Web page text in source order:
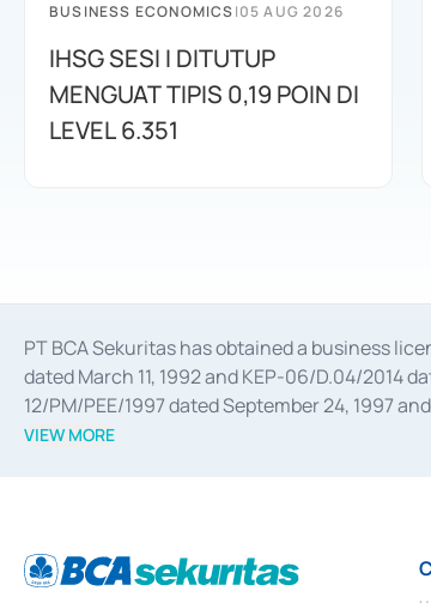
BUSINESS ECONOMICS|05 AUG 2026
IHSG SESI I DITUTUP
MENGUAT TIPIS 0,19 POIN DI
LEVEL 6.351
PT BCA Sekuritas has obtained a business
dated March 11, 1992 and KEP-06/D.04/2014
12/PM/PEE/1997 dated September 24, 1997
divestments, and joint ventures based on the
Settlement of Commercial Paper Transactions
VIEW MORE